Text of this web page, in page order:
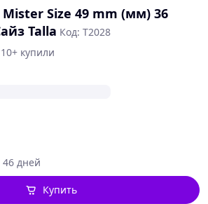
Size 49 mm (мм) 36
Talla Код: T2028
10+ купили
дней
Купить